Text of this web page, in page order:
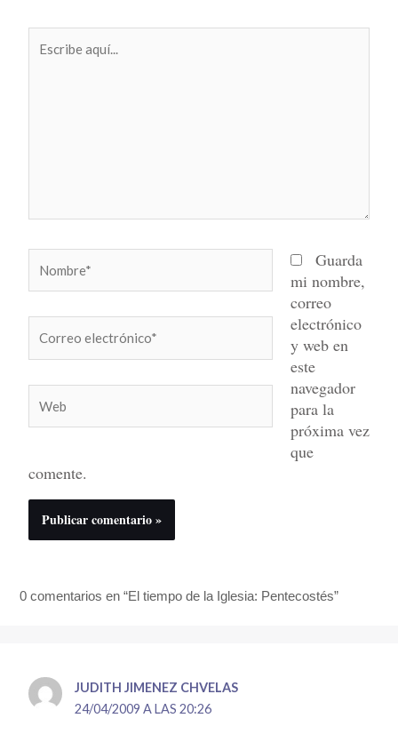
aquí...
electrónico*
Guarda
mi nombre,
correo
electrónico
y web en
este
navegador
para la
próxima vez
que
comente.
0 comentarios en “El tiempo de la Iglesia: Pentecostés”
JUDITH JIMENEZ CHVELAS
24/04/2009 A LAS 20:26